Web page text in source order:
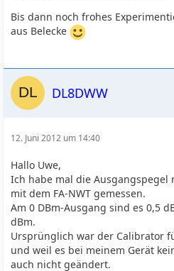
Bis dann noch frohes
aus Belecke
DL8DWW
12. Juni 2012 um 14:40
Hallo Uwe,
Ich habe mal die Ausgangspegel
mit dem FA-NWT gemessen.
Am 0 DBm-Ausgang sind es 0,5
dBm.
Ursprünglich war der Calibrator
und weil es bei meinem Gerät
auch nicht geändert.